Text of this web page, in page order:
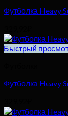
Футболка Heavy
Быстрый
Футболка Heavy